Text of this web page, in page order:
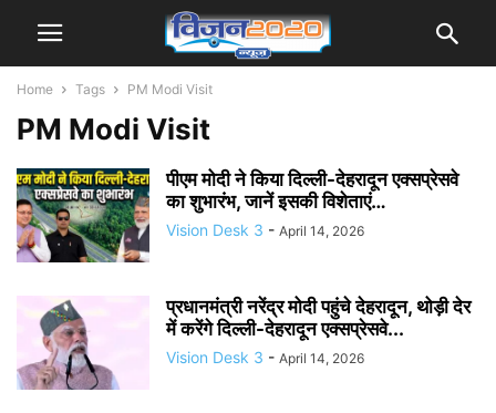
Home Tags PM Modi Visit
PM Modi Visit
पीएम मोदी ने किया दिल्ली-देहरादून एक्सप्रेसवे
का शुभारंभ, जानें इसकी विशेताएं…
Vision Desk 3 - April 14, 2026
प्रधानमंत्री नरेंद्र मोदी पहुंचे देहरादून, थोड़ी देर
में करेंगे दिल्ली-देहरादून एक्सप्रेसवे...
Vision Desk 3 - April 14, 2026